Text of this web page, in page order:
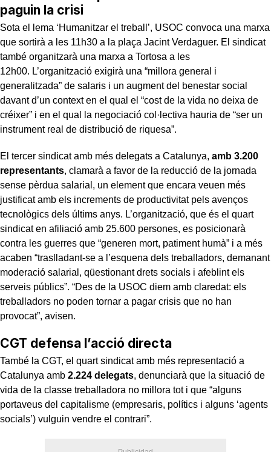
paguin la crisi
Sota el lema ‘Humanitzar el treball’, USOC convoca una marxa
que sortirà a les 11h30 a la plaça Jacint Verdaguer. El sindicat
també organitzarà una marxa a Tortosa a les
12h00. L’organització exigirà una “millora general i
generalitzada” de salaris i un augment del benestar social
davant d’un context en el qual el “cost de la vida no deixa de
créixer” i en el qual la negociació col·lectiva hauria de “ser un
instrument real de distribució de riquesa”.
El tercer sindicat amb més delegats a Catalunya, amb 3.200
representants, clamarà a favor de la reducció de la jornada
sense pèrdua salarial, un element que encara veuen més
justificat amb els increments de productivitat pels avenços
tecnològics dels últims anys. L’organització, que és el quart
sindicat en afiliació amb 25.600 persones, es posicionarà
contra les guerres que “generen mort, patiment humà” i a més
acaben “traslladant-se a l’esquena dels treballadors, demanant
moderació salarial, qüestionant drets socials i afeblint els
serveis públics”. “Des de la USOC diem amb claredat: els
treballadors no poden tornar a pagar crisis que no han
provocat”, avisen.
CGT defensa l’acció directa
També la CGT, el quart sindicat amb més representació a
Catalunya amb 2.224 delegats, denunciarà que la situació de
vida de la classe treballadora no millora tot i que “alguns
portaveus del capitalisme (empresaris, polítics i alguns ‘agents
socials’) vulguin vendre el contrari”.